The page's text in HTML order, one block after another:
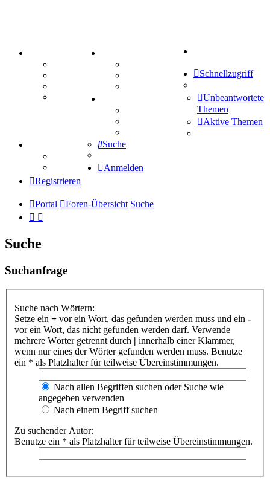
Mastodon
Treffenübersicht
Zitatesammlung
Schiffe versenken
Tipprunde
Comunio
Schnellzugriff
Unbeantwortete
Themen
Aktive Themen
Suche
Anmelden
Registrieren
Portal Foren-Übersicht Suche
Suche
Suchanfrage
Suche nach Wörtern:
Setze ein + vor ein Wort, das gefunden werden muss und ein -
vor ein Wort, das nicht gefunden werden darf. Verwende
mehrere Wörter getrennt durch | innerhalb einer Klammer,
wenn nur eines der Wörter gefunden werden muss. Benutze
ein * als Platzhalter für teilweise Übereinstimmungen.
Nach allen Begriffen suchen oder Suche wie
angegeben verwenden
Nach einem Begriff suchen
Zu suchender Autor:
Benutze ein * als Platzhalter für teilweise Übereinstimmungen.